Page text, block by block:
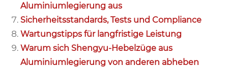
Aluminiumlegierung aus
Sicherheitsstandards, Tests und Compliance
Wartungstipps für langfristige Leistung
Warum sich Shengyu-Hebelzüge aus
Aluminiumlegierung von anderen abheben